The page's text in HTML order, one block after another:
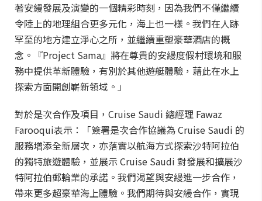
著安縵發展及演變的一個精彩時刻，因為我們不僅繼續
令陸上的地理組合更多元化，海上也一樣。我們在人跡
罕至的地方建立淨心之所，並繼續重塑豪華酒店的概
念。『Project Sama』將在尊貴的安縵度假村環境和服
務中提供革新體驗，有別於其他遊艇體驗，藉此在水上
探索方面開創嶄新領域。」
對於是次合作及項目，Cruise Saudi 總經理 Fawaz
Farooqui表示：「簽署是次合作協議為 Cruise Saudi 的
服務增添全新層次，亦落實以航海方式探索沙特阿拉伯
的獨特旅遊體驗，並展示 Cruise Saudi 對發展和擴展沙
特阿拉伯郵輪業的承諾。我們渴望與安縵進一步合作，
帶來更多超豪華海上體驗。我們期待與安縵合作，實現